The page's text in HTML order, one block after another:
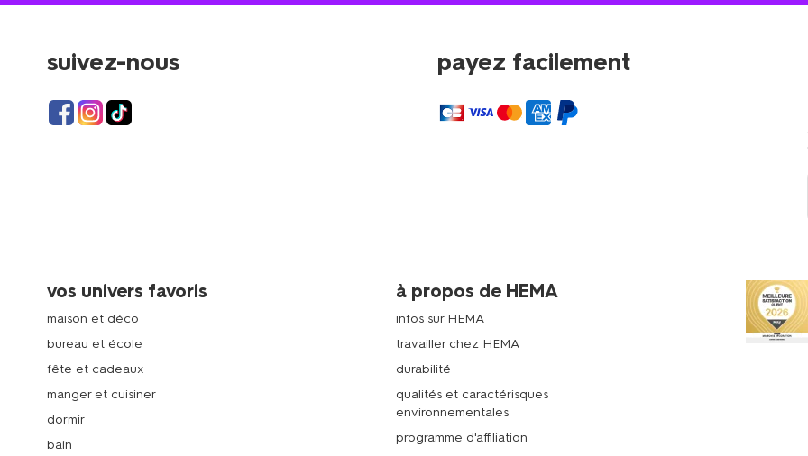
suivez-nous payez facilement
vos univers favoris
maison et déco
bureau et école
fête et cadeaux
manger et cuisiner
dormir
bain
à propos de HEMA
infos sur HEMA
travailler chez HEMA
durabilité
qualités et caractérisques
environnementales
programme d'affiliation